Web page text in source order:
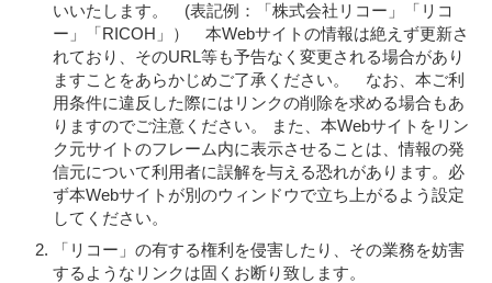
いいたします。 (表記例：「株式会社リコー」「リコ
ー」「RICOH」） 本Webサイトの情報は絶えず更新さ
れており、そのURL等も予告なく変更される場合があり
ますことをあらかじめご了承ください。 なお、本ご利
用条件に違反した際にはリンクの削除を求める場合もあ
りますのでご注意ください。 また、本Webサイトをリン
ク元サイトのフレーム内に表示させることは、情報の発
信元について利用者に誤解を与える恐れがあります。必
ず本Webサイトが別のウィンドウで立ち上がるよう設定
してください。
「リコー」の有する権利を侵害したり、その業務を妨害
するようなリンクは固くお断り致します。